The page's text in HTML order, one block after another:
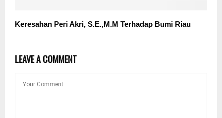
Keresahan Peri Akri, S.E.,M.M Terhadap Bumi Riau
LEAVE A COMMENT